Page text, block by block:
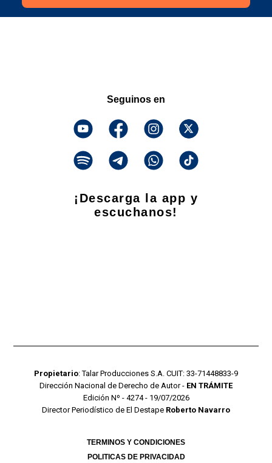
Seguinos en
¡Descarga la app y
escuchanos!
Propietario: Talar Producciones S.A. CUIT: 33-71448833-9
Dirección Nacional de Derecho de Autor - EN TRÁMITE
Edición Nº - 4274 - 19/07/2026
Director Periodístico de El Destape Roberto Navarro
TERMINOS Y CONDICIONES
POLITICAS DE PRIVACIDAD